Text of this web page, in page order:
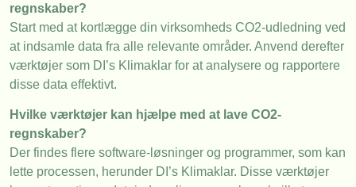
regnskaber?
Start med at kortlægge din virksomheds CO2-udledning ved
at indsamle data fra alle relevante områder. Anvend derefter
værktøjer som DI’s Klimaklar for at analysere og rapportere
disse data effektivt.
Hvilke værktøjer kan hjælpe med at lave CO2-
regnskaber?
Der findes flere software-løsninger og programmer, som kan
lette processen, herunder DI’s Klimaklar. Disse værktøjer